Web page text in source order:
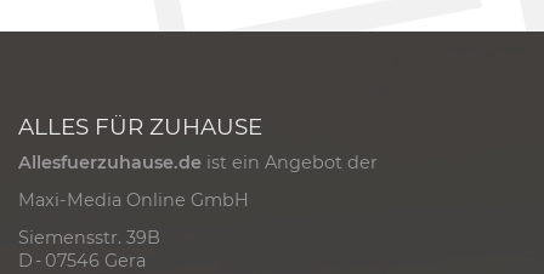
ALLES FÜR ZUHAUSE
Allesfuerzuhause.de ist ein Angebot der
Maxi-Media Online GmbH
Siemensstr. 39B
D - 07546 Gera